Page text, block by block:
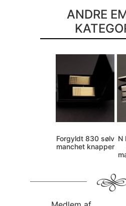
ANDRE
Forgyldt 830 sølv
manchet knapper
N